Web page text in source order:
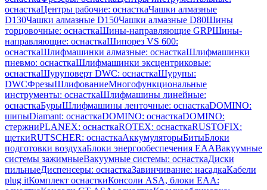
оснасткаЦентры рабочие: оснасткаЧашки алмазные
D130Чашки алмазные D150Чашки алмазные D80Шины
торцовочные: оснасткаШины-направляющие GRPШины-
направляющие: оснасткаШипорез VS 600:
оснасткаШлифмашинки алмазные: оснасткаШлифмашинки
пневмо: оснасткаШлифмашинки эксцентриковые:
оснасткаШуруповерт DWC: оснасткаШурупы:
DWCФрезыШлифованиеМногофункциональные
инструменты: оснасткаШлифмашины линейные:
оснасткаБурыШлифмашины ленточные: оснасткаDOMINO:
шипыDiamant: оснасткаDOMINO: оснасткаDOMINO:
стержниPLANEX: оснасткаROTEX: оснасткаRUSTOFIX:
щеткиRUTSCHER: оснасткаАккумуляторыБитыБлоки
подготовки воздухаБлоки энергообеспечения EAAВакуумные
системы зажимныеВакуумные системы: оснасткаДиски
пильныеДиспенсеры: оснасткаЗавинчивание: насадкаКабели
plug itКомплект оснасткиКонсоли ASA, блоки EAA: